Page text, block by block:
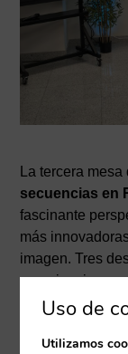
La tercera
secuencias en
fascinante
más
imagen. Tres
experiencia y
vanguardia que
El primero en
Uso de
Utilizamos